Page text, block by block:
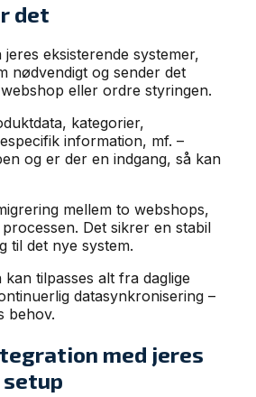
det
eksisterende systemer,
nødvendigt og sender det
eller ordre styringen.
kategorier,
information, mf. –
og er der en indgang, så kan
mellem to webshops,
Det sikrer en stabil
til det nye system.
tilpasses alt fra daglige
datasynkronisering –
behov.
med jeres